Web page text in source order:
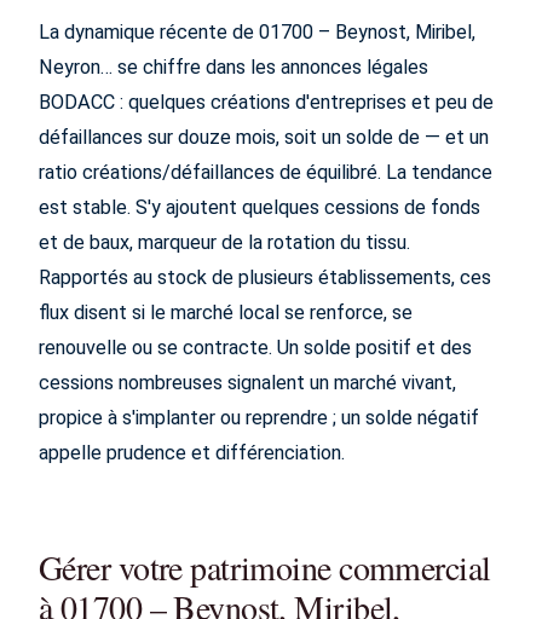
La dynamique récente de 01700 – Beynost, Miribel,
Neyron… se chiffre dans les annonces légales
BODACC : quelques créations d'entreprises et peu de
défaillances sur douze mois, soit un solde de — et un
ratio créations/défaillances de équilibré. La tendance
est stable. S'y ajoutent quelques cessions de fonds
et de baux, marqueur de la rotation du tissu.
Rapportés au stock de plusieurs établissements, ces
flux disent si le marché local se renforce, se
renouvelle ou se contracte. Un solde positif et des
cessions nombreuses signalent un marché vivant,
propice à s'implanter ou reprendre ; un solde négatif
appelle prudence et différenciation.
Gérer votre patrimoine commercial
à 01700 – Beynost, Miribel,